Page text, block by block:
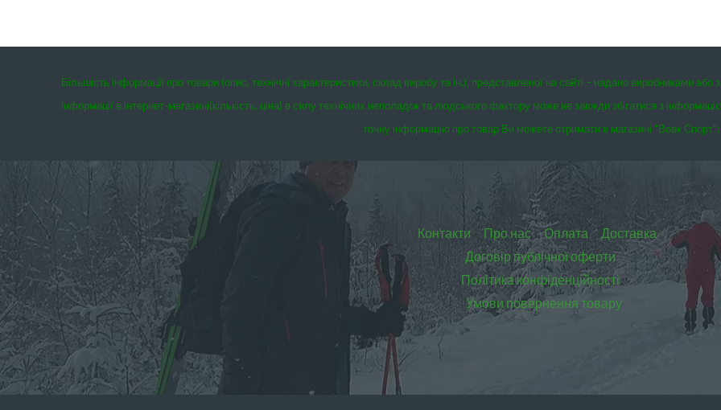
Більшість інформації про товари (опис, технічні характеристики, склад виробу та ін.), представленої на сайті – надано виробниками
інформації в інтернет-магазині(кількість, ціна) в силу технічних неполадок та людського фактору може не завжди збігатися з
точну інформацію про товар Ви можете отримати в магазині “Вовк Спорт”:
Контакти Про нас Оплата
Доставка
Договір публічної оферти
Політика конфіденційності
Умови повернення товару